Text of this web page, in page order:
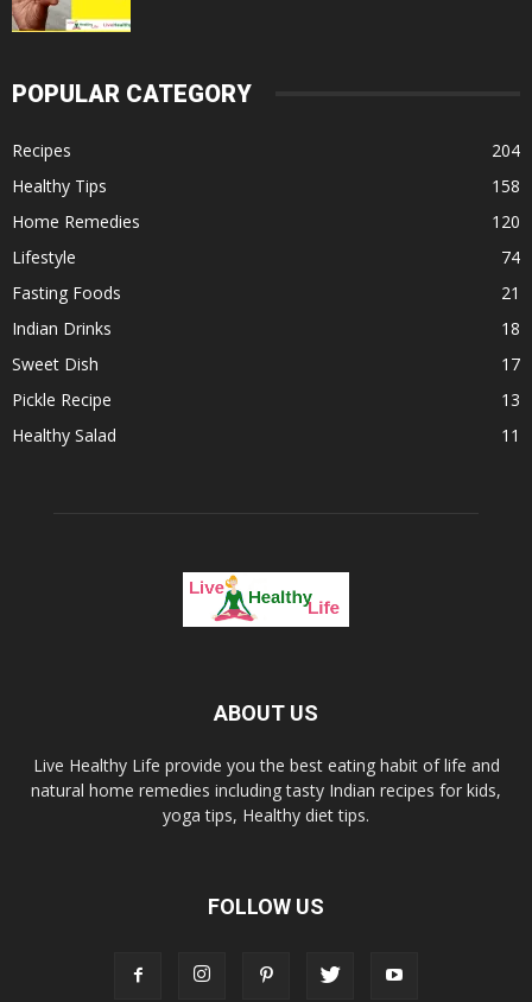
POPULAR CATEGORY
Recipes
204
Healthy Tips
158
Home Remedies
120
Lifestyle
74
Fasting Foods
21
Indian Drinks
18
Sweet Dish
17
Pickle Recipe
13
Healthy Salad
11
ABOUT US
Live Healthy Life provide you the best eating habit of life and
natural home remedies including tasty Indian recipes for kids,
yoga tips, Healthy diet tips.
FOLLOW US